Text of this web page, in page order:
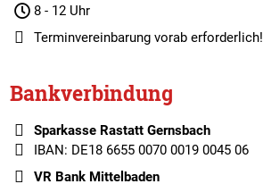
8 - 12 Uhr
Terminvereinbarungvorab erforderlich!
Bankverbindung
Sparkasse Rastatt Gernsbach
IBAN: DE18 6655 0070 0019 0045 06
VR Bank Mittelbaden